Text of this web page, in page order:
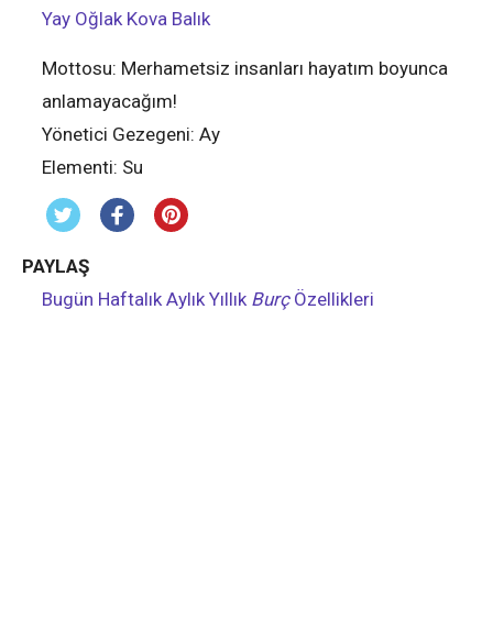
Yay Oğlak Kova Balık
Mottosu: Merhametsiz insanları hayatım boyunca
anlamayacağım!
Yönetici Gezegeni: Ay
Elementi: Su
PAYLAŞ
Bugün Haftalık Aylık Yıllık BurçÖzellikleri